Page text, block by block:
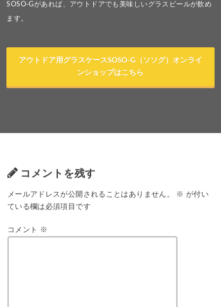
SOSO-Gがあれば、アウトドアでも美味しいグラスビールが飲め
ます。
アウトドア用グラスケースSOSO-G（ソソグ）オンライ
ンショップはこちら
コメントを残す
メールアドレスが公開されることはありません。 ※ が付い
ている欄は必須項目です
コメント ※